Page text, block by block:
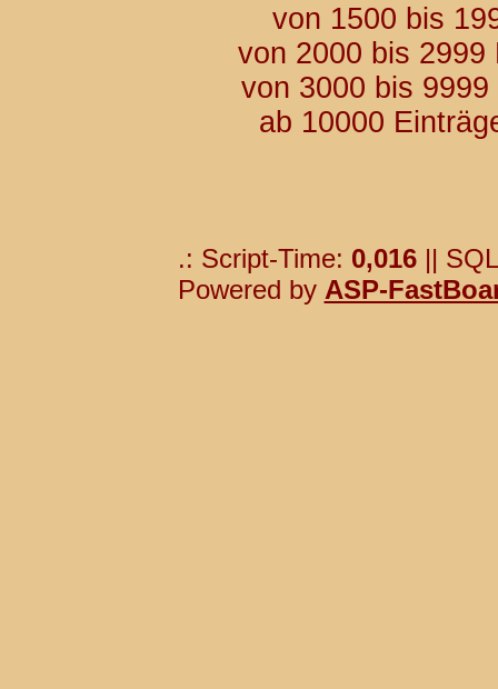
von 1500 bis
von 2000 bis
von 3000 bis
ab 10000
.: Script-Time: 0,016||
Powered by ASP-